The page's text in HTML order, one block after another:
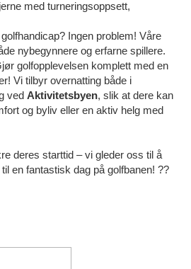
med turneringsoppsett,
Ingen problem! Våre
nybegynnere og erfarne spillere.
golfopplevelsen komplett med en
Vi tilbyr overnatting både i
vedAktivitetsbyen, slik at dere kan
og byliv eller en aktiv helg med
deres starttid – vi gleder oss til å
en fantastisk dag på golfbanen!??